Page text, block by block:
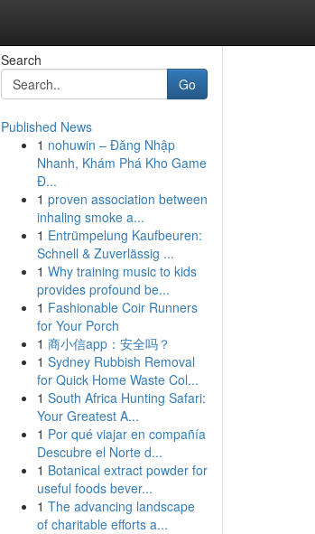
Search
Go
Published News
1 nohuwin – Đăng Nhập
Nhanh, Khám Phá Kho Game
Đ...
1 proven association between
inhaling smoke a...
1 Entrümpelung Kaufbeuren:
Schnell & Zuverlässig ...
1 Why training music to kids
provides profound be...
1 Fashionable Coir Runners
for Your Porch
1 商小信app：安全吗？
1 Sydney Rubbish Removal
for Quick Home Waste Col...
1 South Africa Hunting Safari:
Your Greatest A...
1 Por qué viajar en compañía
Descubre el Norte d...
1 Botanical extract powder for
useful foods bever...
1 The advancing landscape
of charitable efforts a...